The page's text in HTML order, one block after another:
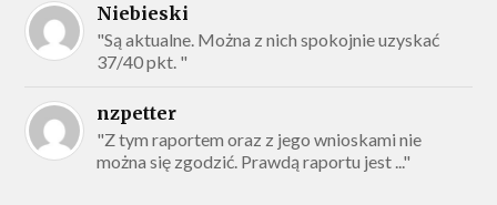
Niebieski
"Są aktualne. Można z nich spokojnie uzyskać
37/40 pkt. "
nzpetter
"Z tym raportem oraz z jego wnioskami nie
można się zgodzić. Prawdą raportu jest ..."